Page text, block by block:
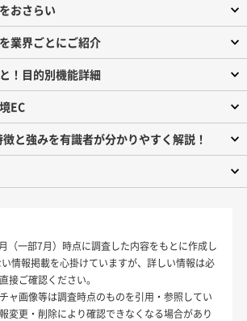
おさらい
業界ごとにご紹介
！目的別機能詳細
EC
と強みを有識者が分かりやすく解説！
（一部7月）時点に調査した内容をもとに作成し
情報掲載を心掛けていますが、詳しい情報は必
接ご確認ください。
ャ画像等は調査時点のものを引用・参照してい
変更・削除により確認できなくなる場合があり